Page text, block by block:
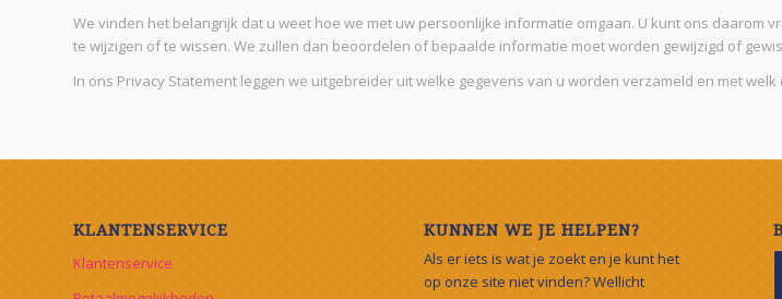
We vinden het belangrijk dat u weet hoe we met uw persoonlijke informatie omgaan. U kunt ons
te wijzigen of te wissen. We zullen dan beoordelen of bepaalde informatie moet worden gewijzigd of
In ons Privacy Statement leggen we uitgebreider uit welke gegevens van u worden verzameld en met
KLANTENSERVICE
Klantenservice
KUNNEN WE JE HELPEN?
Als er iets is wat je zoekt en je kunt het
op onze site niet vinden? Wellicht